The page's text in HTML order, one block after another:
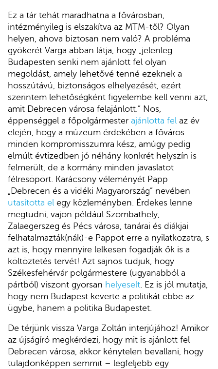
Ez a tár tehát maradhatna a fővárosban,
intézményileg is elszakítva az MTM-től? Olyan
helyen, ahova biztosan nem való? A probléma
gyökerét Varga abban látja, hogy „jelenleg
Budapesten senki nem ajánlott fel olyan
megoldást, amely lehetővé tenné ezeknek a
hosszútávú, biztonságos elhelyezését, ezért
szerintem lehetőségként figyelembe kell venni azt,
amit Debrecen városa felajánlott.” Nos,
éppenséggel a főpolgármester ajánlotta fel az év
elején, hogy a múzeum érdekében a főváros
minden kompromisszumra kész, amúgy pedig
elmúlt évtizedben jó néhány konkrét helyszín is
felmerült, de a kormány minden javaslatot
félresöpört. Karácsony véleményét Papp
„Debrecen és a vidéki Magyarország” nevében
utasította el egy közleményben. Érdekes lenne
megtudni, vajon például Szombathely,
Zalaegerszeg és Pécs városa, tanárai és diákjai
felhatalmazták(nák)-e Pappot erre a nyilatkozatra, s
azt is, hogy mennyire lelkesen fogadják ők is a
költöztetés tervét! Azt sajnos tudjuk, hogy
Székesfehérvár polgármestere (ugyanabból a
pártból) viszont gyorsan helyeselt . Ez is jól mutatja,
hogy nem Budapest keverte a politikát ebbe az
ügybe, hanem a politika Budapestet.
De térjünk vissza Varga Zoltán interjújához! Amikor
az újságíró megkérdezi, hogy mit is ajánlott fel
Debrecen városa, akkor kénytelen bevallani, hogy
tulajdonképpen semmit – legfeljebb egy